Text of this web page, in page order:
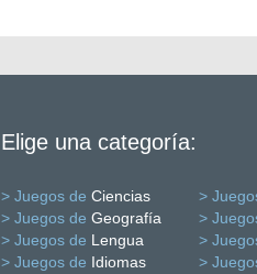
Elige una categoría:
> Juegos de Ciencias >
> Juegos de Geografía >
> Juegos de Lengua >
> Juegos de Idiomas >